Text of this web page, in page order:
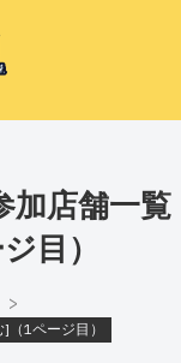
加店舗一覧
目）
>
1ページ目）